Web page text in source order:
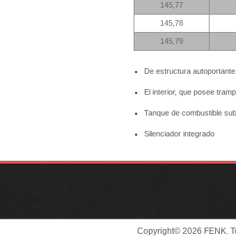
145,77
145,78
145,79
De estructura
El interior, que posee
Tanque de combustible
Silenciador integrado
Copyright© 2026 FENK.